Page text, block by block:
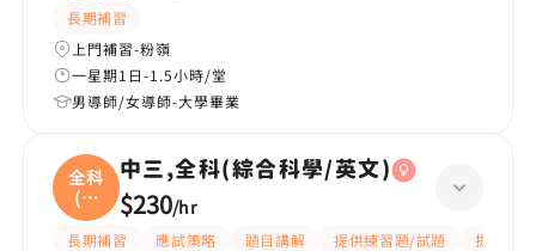
長期補習
上門補習-粉嶺
一星期1日-1.5小時/堂
男導師/女導師-大學畢業
全科
(綜
合
中三,全科(綜合科學/英文)
$230/hr
長期補習 應試策略 題目講解 提供練習題/試題
提供筆記